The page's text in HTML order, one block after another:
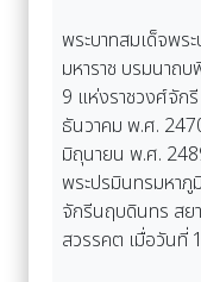
พระบาทสมเด็จพร
มหาราช บรมนาถ
9 แห่งราชวงศ์จัก
ธันวาคม พ.ศ.
มิถุนายน พ.ศ.
พระปรมินทรมหาภู
จักรีนฤบดินทร สย
สวรรคต เมื่อวันที่